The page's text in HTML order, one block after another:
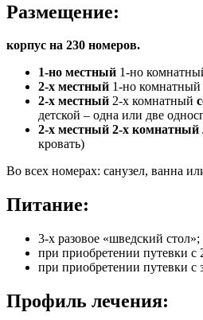
Размещение:
корпус на 230 номеров.
1-но местный 1-но
2-х местный 1-но комнатный
2-х местный 2-х комнатный с
детской – одна или две
2-х местный 2-х комнатный
кровать)
Во всех номерах: санузел, ванна
Питание:
3-х разовое «шведский стол»;
при приобретении путевки с
при приобретении путевки с
Профиль лечения: